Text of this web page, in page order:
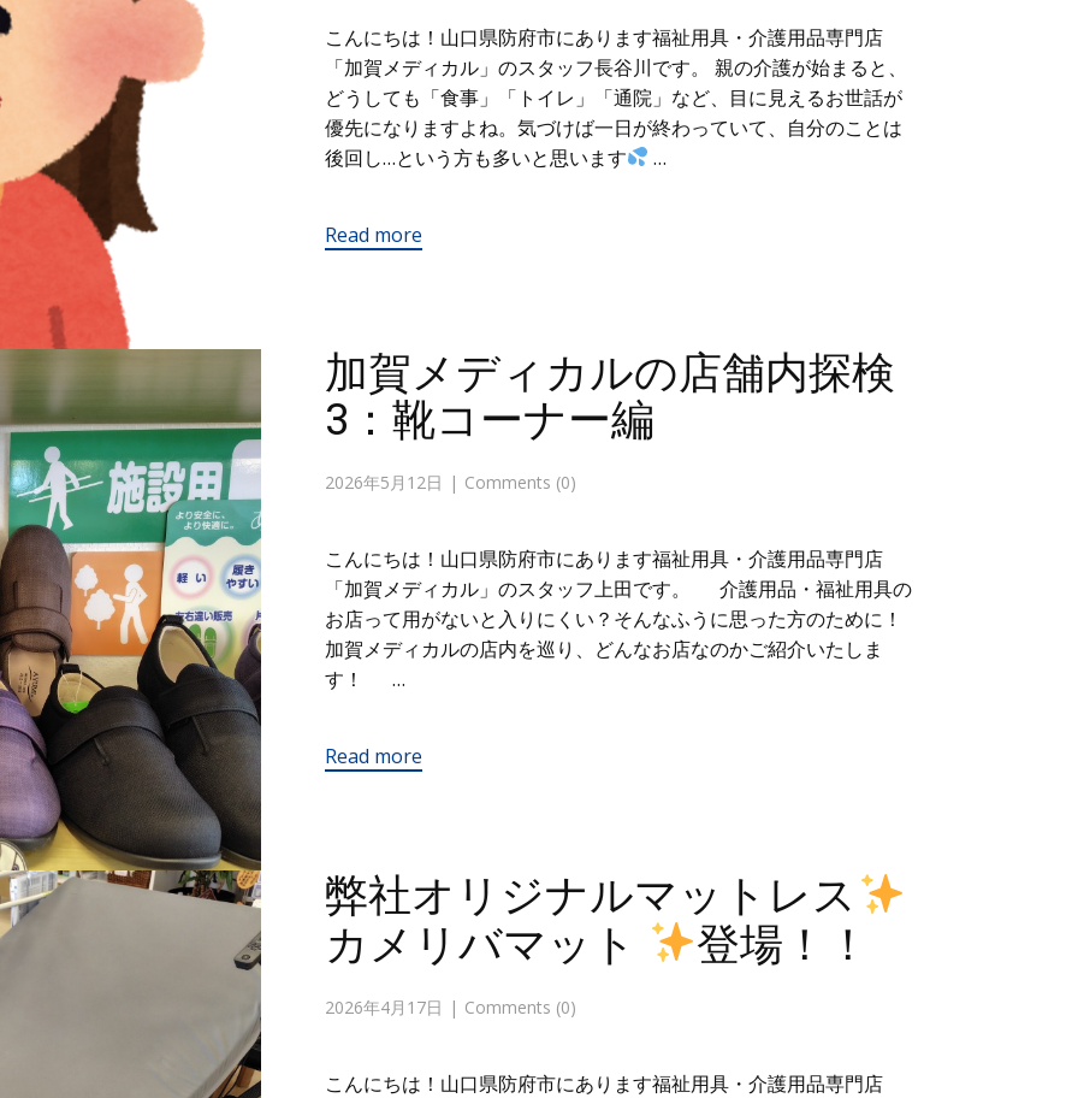
こんにちは！山口県防府市にあります福祉用具・介護用品専門店
「加賀メディカル」のスタッフ長谷川です。 親の介護が始まると、
どうしても「食事」「トイレ」「通院」など、目に見えるお世話が
優先になりますよね。気づけば一日が終わっていて、自分のことは
後回し…という方も多いと思います
…
Read more
加賀メディカルの店舗内探検
3：靴コーナー編
2026年5月12日 Comments (0)
こんにちは！山口県防府市にあります福祉用具・介護用品専門店
「加賀メディカル」のスタッフ上田です。 介護用品・福祉用具の
お店って用がないと入りにくい？そんなふうに思った方のために！
加賀メディカルの店内を巡り、どんなお店なのかご紹介いたしま
す！ …
Read more
弊社オリジナルマットレス
カメリバマット
登場！！
2026年4月17日 Comments (0)
こんにちは！山口県防府市にあります福祉用具・介護用品専門店